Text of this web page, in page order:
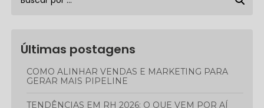
Últimas postagens
COMO ALINHAR VENDAS E MARKETING PARA
GERAR MAIS PIPELINE
TENDÊNCIAS EM RH 2026: O QUE VEM POR AÍ